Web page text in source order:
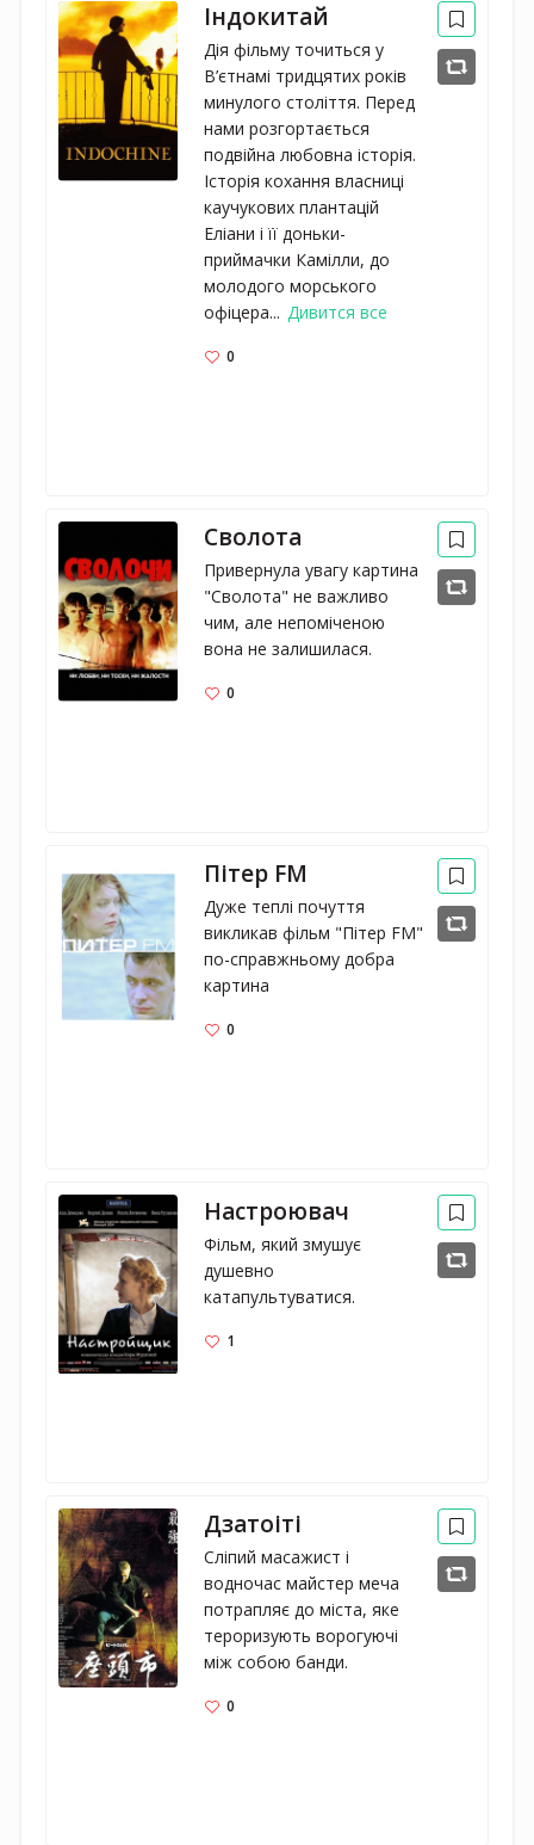
Індокитай
Дія фільму точиться у
В’єтнамі тридцятих років
минулого століття. Перед
нами розгортається
подвійна любовна історія.
Історія кохання власниці
каучукових плантацій
Еліани і її доньки-
приймачки Камілли, до
молодого морського
офіцера... Дивится все
0
Сволота
Привернула увагу картина
"Сволота" не важливо
чим, але непоміченою
вона не залишилася.
0
Пітер FM
Дуже теплі почуття
викликав фільм "Пітер FM"
по-справжньому добра
картина
0
Настроювач
Фільм, який змушує
душевно
катапультуватися.
1
Дзатоіті
Сліпий масажист і
водночас майстер меча
потрапляє до міста, яке
тероризують ворогуючі
між собою банди.
0